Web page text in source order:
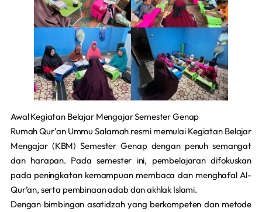
Awal Kegiatan Belajar Mengajar Semester Genap
Rumah Qur’an Ummu Salamah resmi memulai Kegiatan Belajar
Mengajar (KBM) Semester Genap dengan penuh semangat
dan harapan. Pada semester ini, pembelajaran difokuskan
pada peningkatan kemampuan membaca dan menghafal Al-
Qur’an, serta pembinaan adab dan akhlak Islami.
Dengan bimbingan asatidzah yang berkompeten dan metode